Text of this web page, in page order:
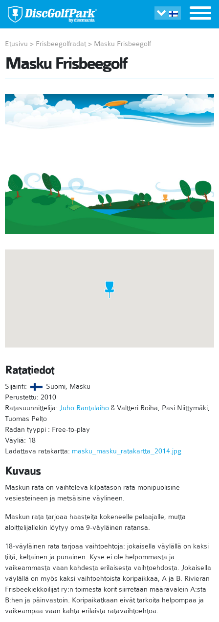
Etusivu > Frisbeegolfradat > Masku Frisbeegolf
Masku Frisbeegolf
Ratatiedot
Sijainti:
Suomi, Masku
Perustettu: 2010
Ratasuunnittelija: Juho Rantalaiho & Valtteri Roiha, Pasi Niittymäki,
Tuomas Pelto
Radan tyyppi : Free-to-play
Väyliä: 18
Ladattava ratakartta: masku_masku_ratakartta_2014.jpg
Kuvaus
Maskun rata on vaihteleva kilpatason rata monipuolisine
vesiesteineen ja metsäisine väylineen.
Maskun rata tarjoaa haasteita kokeneelle pelaajalle, mutta
aloittelijallekin löytyy oma 9-väyläinen ratansa.
18-väyläinen rata tarjoaa vaihtoehtoja: jokaisella väylällä on kaksi
tiitä, keltainen ja punainen. Kyse ei ole helpommasta ja
vaikeammasta vaan kahdesta erilaisesta vaihtoehdosta. Jokaisella
väylällä on myös kaksi vaihtoehtoista koripaikkaa, A ja B. Rivieran
Frisbeekiekkoilijat ry:n toimesta korit siirretään määrävälein A:sta
B:hen ja päinvastoin. Koripaikatkaan eivät tarkoita helpompaa ja
vaikeampaa vaan kahta erilaista ratavaihtoehtoa.